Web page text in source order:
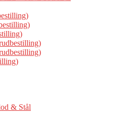
& Stål